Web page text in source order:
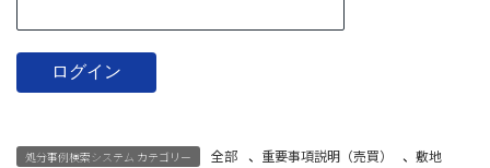
処分事例検索システム カテゴリー 全部 、 重要事項説明（売買） 、敷地